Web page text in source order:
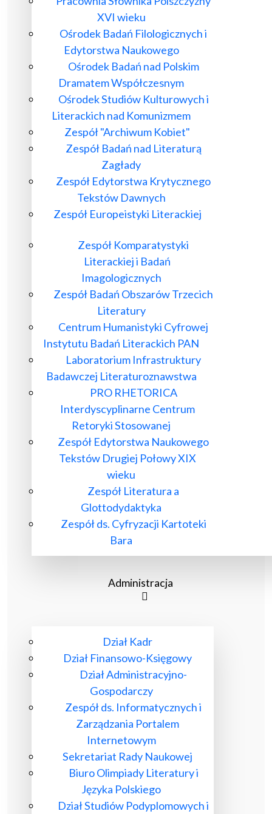
XVI wieku
Ośrodek Badań Filologicznych i
Edytorstwa Naukowego
Ośrodek Badań nad Polskim
Dramatem Współczesnym
Ośrodek Studiów Kulturowych i
Literackich nad Komunizmem
Zespół "Archiwum Kobiet"
Zespół Badań nad Literaturą
Zagłady
Zespół Edytorstwa Krytycznego
Tekstów Dawnych
Zespół Europeistyki Literackiej
Zespół Komparatystyki
Literackiej i Badań
Imagologicznych
Zespół Badań Obszarów Trzecich
Literatury
Centrum Humanistyki Cyfrowej
Instytutu Badań Literackich PAN
Laboratorium Infrastruktury
Badawczej Literaturoznawstwa
PRO RHETORICA
Interdyscyplinarne Centrum
Retoryki Stosowanej
Zespół Edytorstwa Naukowego
Tekstów Drugiej Połowy XIX
wieku
Zespół Literatura a
Glottodydaktyka
Zespół ds. Cyfryzacji Kartoteki
Bara
Administracja
Dział Kadr
Dział Finansowo-Księgowy
Dział Administracyjno-
Gospodarczy
Zespół ds. Informatycznych i
Zarządzania Portalem
Internetowym
Sekretariat Rady Naukowej
Biuro Olimpiady Literatury i
Języka Polskiego
Dział Studiów Podyplomowych i